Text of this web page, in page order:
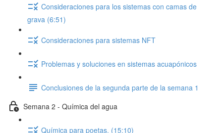
Consideraciones para los sistemas con camas de
grava (6:51)
Consideraciones para sistemas NFT
Problemas y soluciones en sistemas acuapónicos
Conclusiones de la segunda parte de la semana 1
Semana 2 - Química del agua
Química para poetas. (15:10)